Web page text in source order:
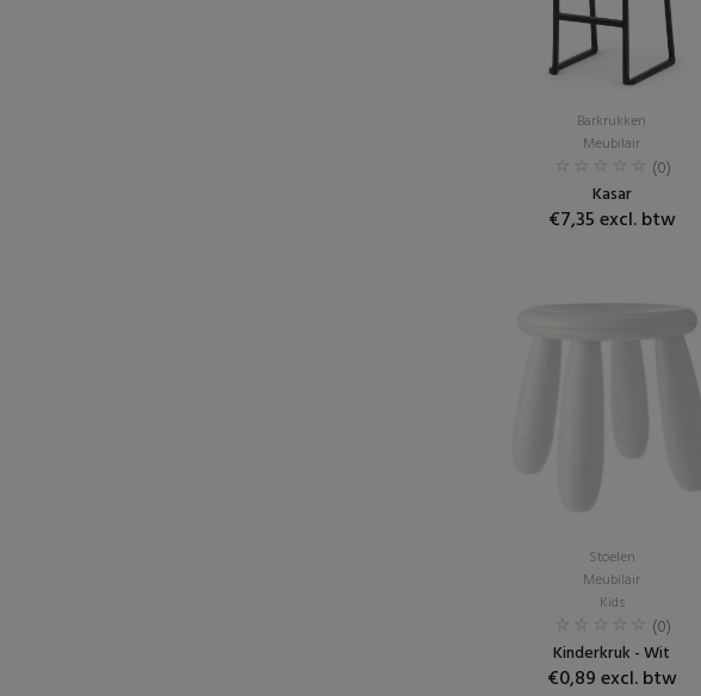
Barkrukken
Meubilair
(0)
Kasar
€7,35 excl. btw
Stoelen
Meubilair
Kids
(0)
Kinderkruk - Wit
€0,89 excl. btw